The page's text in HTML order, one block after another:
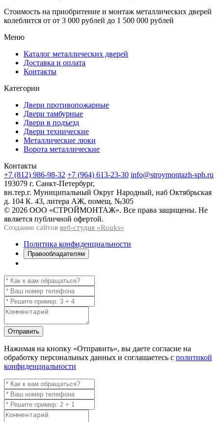
Стоимость на приобритение и монтаж металлических дверей
колеблится от от 3 000 рублей до 1 500 000 рублей
Меню
Каталог металлических дверей
Доставка и оплата
Контакты
Категории
Двери противопожарные
Двери тамбурные
Двери в подъезд
Двери технические
Металлические люки
Ворота металлические
Контакты
+7 (812) 986-98-32 +7 (964) 613-23-30 info@stroymontazh-spb.ru
193079 г. Санкт-Петербург,
вн.тер.г. Муниципальный Округ Народный, наб Октябрьская
д. 104 К. 43, литера АЖ, помещ. №305
© 2026 ООО «СТРОЙМОНТАЖ». Все права защищены. Не
является публичной офертой.
Создание сайтов веб-студия «Rouks»
Политика конфиденциальности
Правообладателям
Отправить
Нажимая на кнопку «Отправить», вы даете согласие на
обработку персональных данных и соглашаетесь с политикой
конфиденциальности